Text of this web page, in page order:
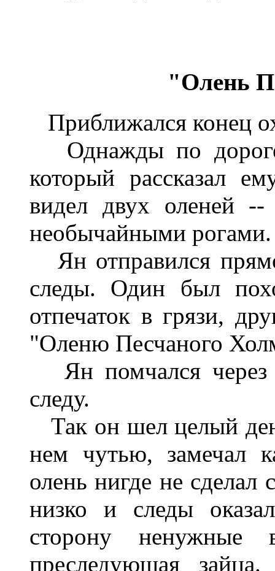
"Олень
Приближался конец
Однажды по дороге
который рассказал
видел двух оленей
необычайными рогами.
Ян отправился
следы. Один был
отпечаток в грязи,
"Оленю Песчаного
Ян помчался через
следу.
Так он шел целый
нем чутью, замечал
олень нигде не сделал
низко и следы
сторону
преследующая